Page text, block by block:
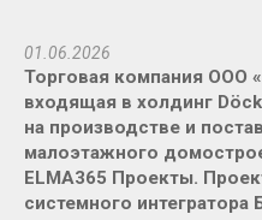
01.06.2026
Торговая компания ООО
входящая в холдинг
на производстве и
малоэтажного
ELMA365 Проекты.
системного интегратора